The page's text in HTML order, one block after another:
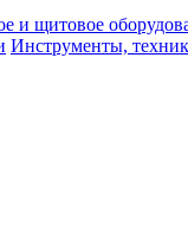
и щитовое
Инструменты,